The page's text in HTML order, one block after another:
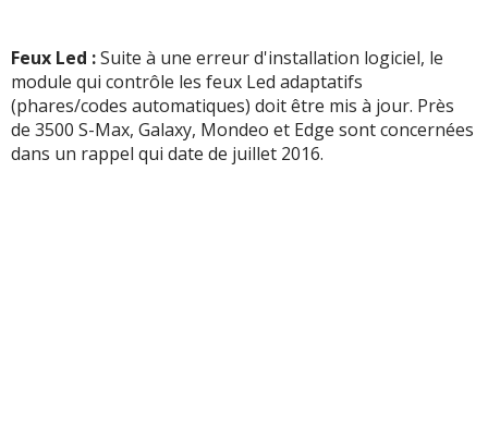
Feux Led :Suite à une erreur d'installation logiciel, le
module qui contrôle les feux Led adaptatifs
(phares/codes automatiques) doit être mis à jour. Près
de 3500 S-Max, Galaxy, Mondeo et Edge sont concernées
dans un rappel qui date de juillet 2016.